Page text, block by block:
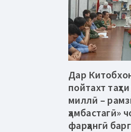
Дар
пойтахт
миллӣ –
ҳамбастагӣ»
фарҳангӣ